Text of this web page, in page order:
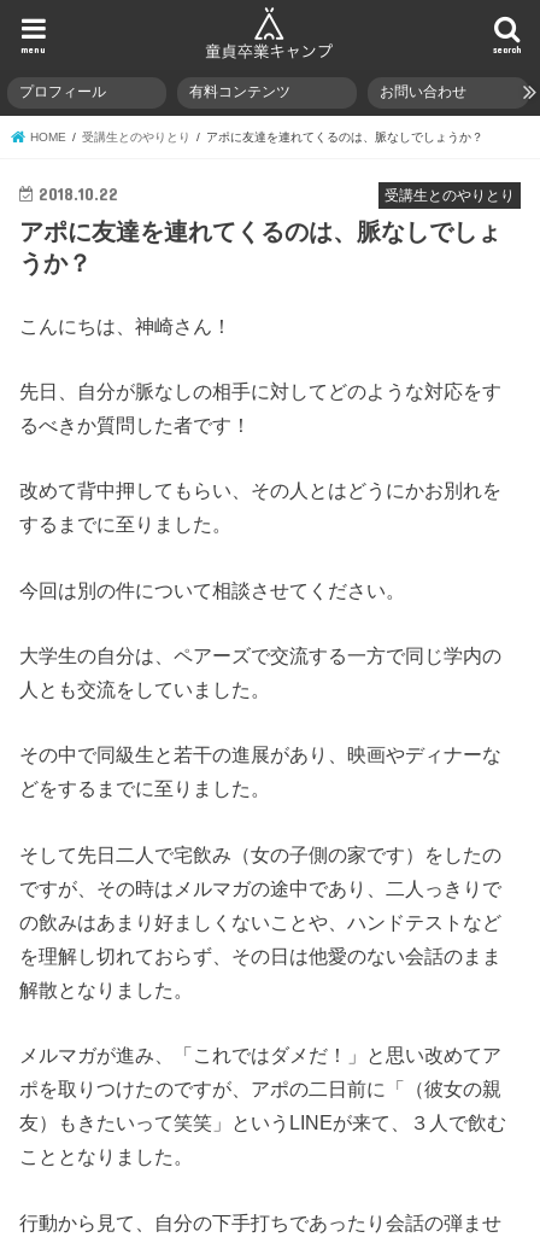
search
menu
プロフィール 有料コンテンツ お問い合わせ
HOME 受講生とのやりとり アポに友達を連れてくるのは、脈なしでしょうか？
受講生とのやりとり
2018.10.22
アポに友達を連れてくるのは、脈なしでしょ
うか？
こんにちは、神崎さん！
先日、自分が脈なしの相手に対してどのような対応をす
るべきか質問した者です！
改めて背中押してもらい、その人とはどうにかお別れを
するまでに至りました。
今回は別の件について相談させてください。
大学生の自分は、ペアーズで交流する一方で同じ学内の
人とも交流をしていました。
その中で同級生と若干の進展があり、映画やディナーな
どをするまでに至りました。
そして先日二人で宅飲み（女の子側の家です）をしたの
ですが、その時はメルマガの途中であり、二人っきりで
の飲みはあまり好ましくないことや、ハンドテストなど
を理解し切れておらず、その日は他愛のない会話のまま
解散となりました。
メルマガが進み、「これではダメだ！」と思い改めてア
ポを取りつけたのですが、アポの二日前に「（彼女の親
友）もきたいって笑笑」というLINEが来て、３人で飲む
こととなりました。
行動から見て、自分の下手打ちであったり会話の弾ませ